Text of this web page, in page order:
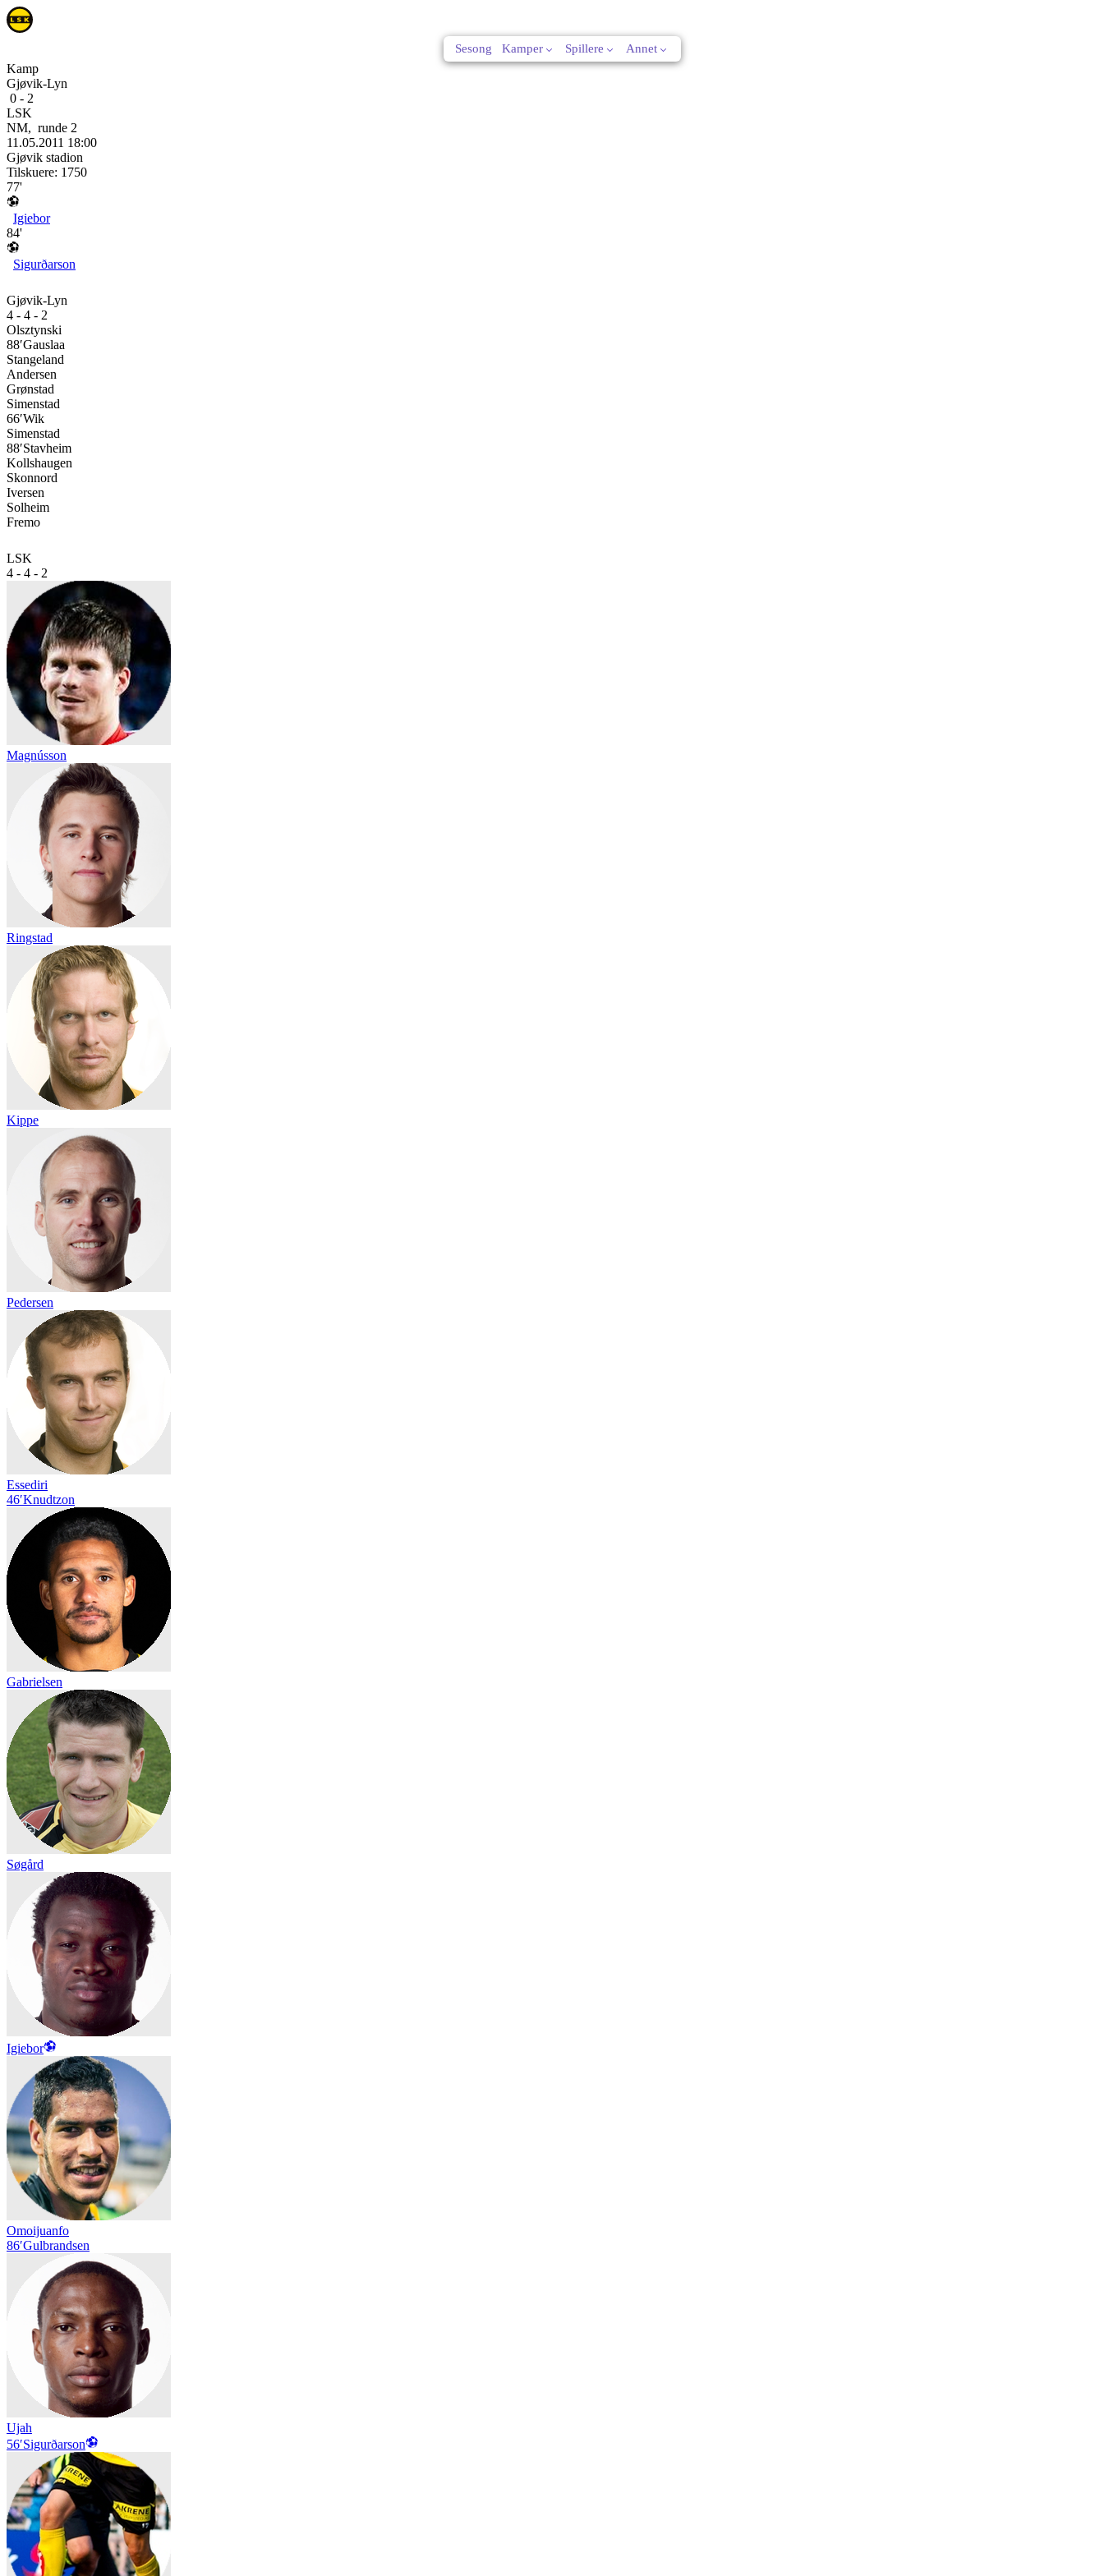
Sesong Kamper Spillere Annet
Kamp
Gjøvik-Lyn
0 - 2
LSK
NM, runde 2
11.05.2011 18:00
Gjøvik stadion
Tilskuere: 1750
77'
Igiebor
84'
Sigurðarson
Gjøvik-Lyn
4 - 4 - 2
Olsztynski
88′Gauslaa
Stangeland
Andersen
Grønstad
Simenstad
66′Wik
Simenstad
88′Stavheim
Kollshaugen
Skonnord
Iversen
Solheim
Fremo
LSK
4 - 4 - 2
Magnússon
Ringstad
Kippe
Pedersen
Essediri
46′Knudtzon
Gabrielsen
Søgård
Igiebor
Omoijuanfo
86′Gulbrandsen
Ujah
56′Sigurðarson